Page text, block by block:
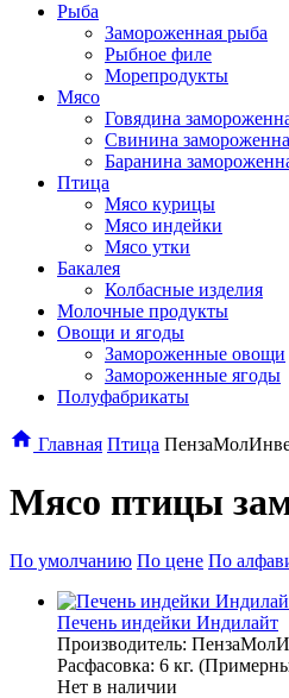
Рыба
Замороженная рыба
Рыбное филе
Морепродукты
Мясо
Говядина
Свинина
Баранина
Птица
Мясо курицы
Мясо индейки
Мясо утки
Бакалея
Колбасные изделия
Молочные продукты
Овощи и ягоды
Замороженные овощи
Замороженные ягоды
Полуфабрикаты
Главная Птица
Мясо птицы
По умолчанию По цене По
Печень индейки Индилайт
Производитель:
Расфасовка: 6 кг.
Нет в наличии